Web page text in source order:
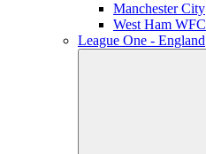
Manchester City
West Ham WFC
League One - England